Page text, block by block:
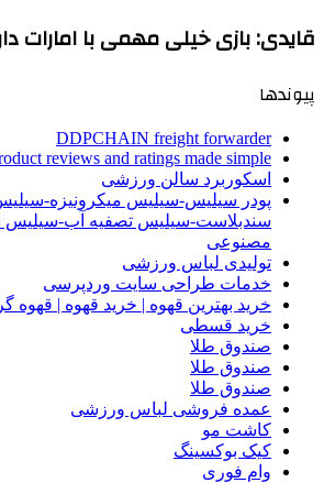
قایدی: بازی خیلی مهمی با امارات
پیوندها
DDPCHAIN freight forwarder
reviews and ratings made simple
اسکوربرد سالن ورزشی
پودر سیلیس-سیلیس میکرونیزه-
سندبلاست-سیلیس تصفیه آب-
مصنوعی
تولیدی لباس ورزشی
خدمات طراحی سایت وردپرسی
خرید بهترین قهوه | خرید قهوه | قهوه
خرید قسطی
صندوق طلا
صندوق طلا
صندوق طلا
عمده فروشی لباس ورزشی
کاشت مو
کیک بوکسینگ
وام فوری